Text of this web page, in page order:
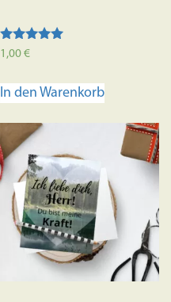
Bewertet mit
1,00€
In den Warenkorb